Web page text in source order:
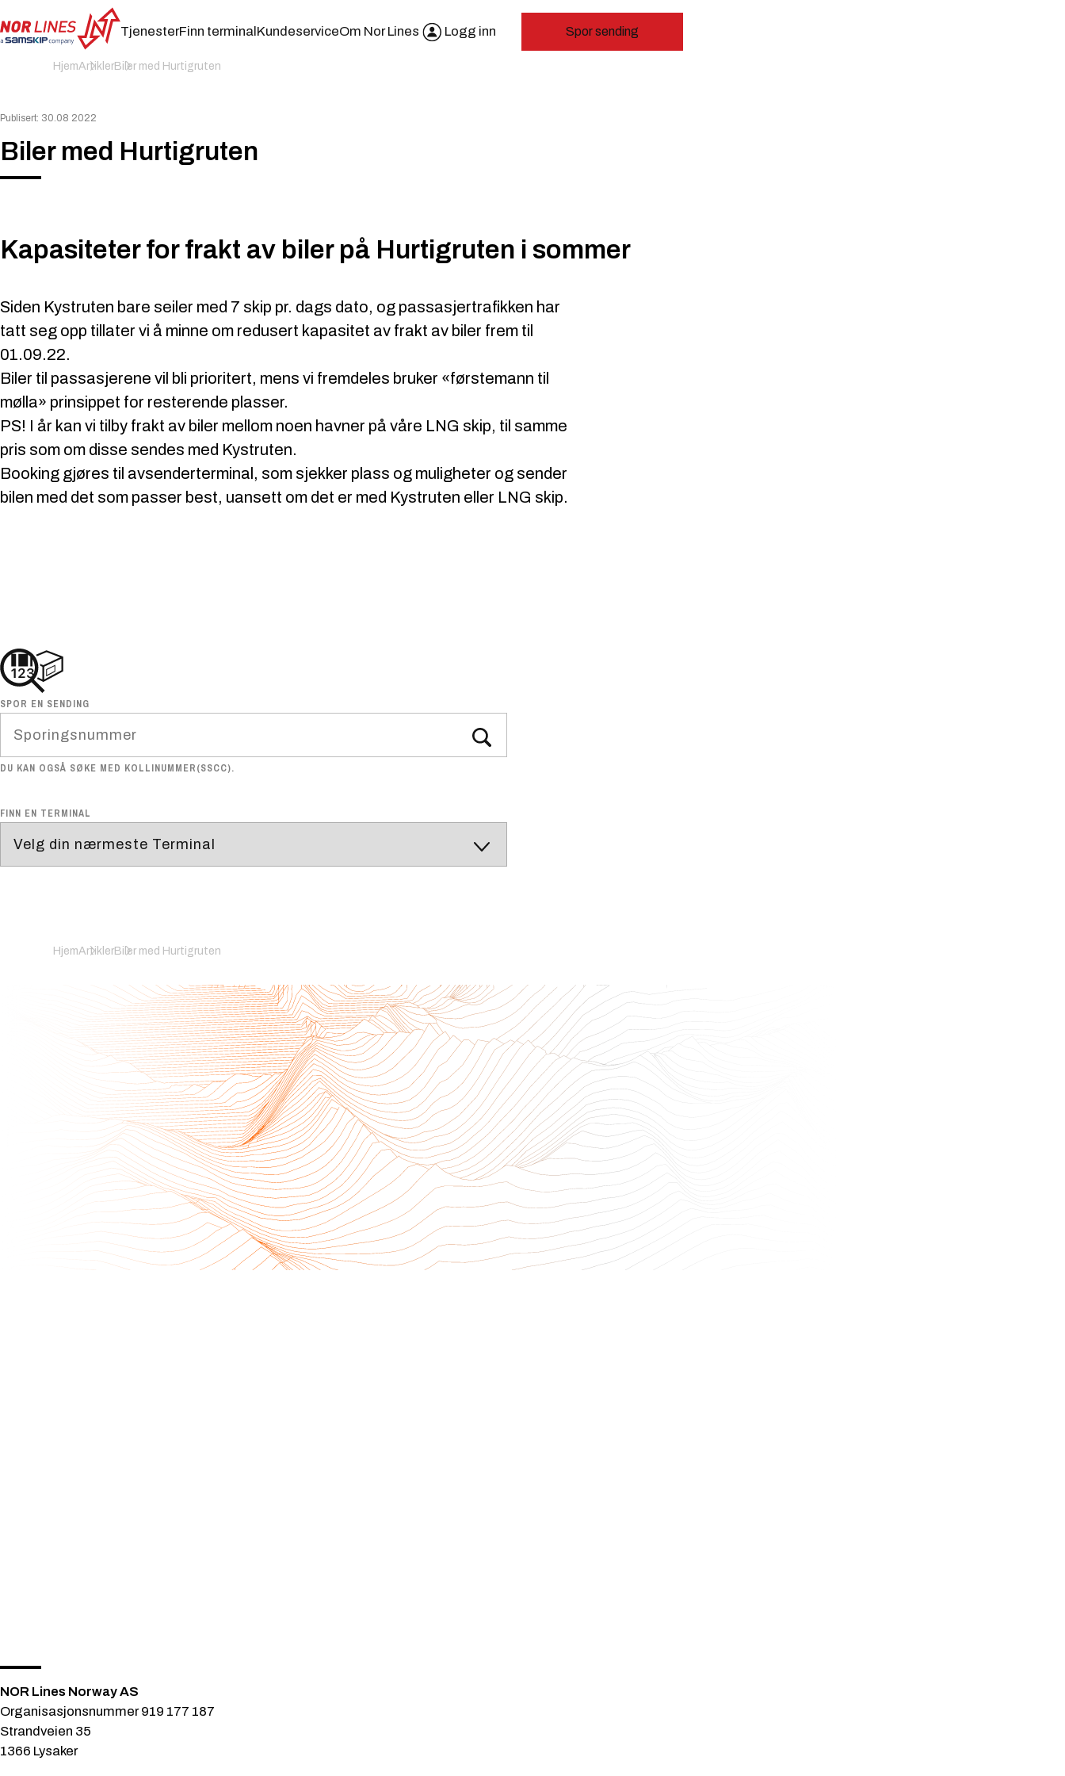
TjenesterFinn terminalKundeserviceOm Nor Lines Logg inn Spor sending
HjemArtiklerBiler med Hurtigruten
Publisert: 30.08 2022
Biler med Hurtigruten
Kapasiteter for frakt av biler på Hurtigruten i sommer
Siden Kystruten bare seiler med 7 skip pr. dags dato, og passasjertrafikken har
tatt seg opp tillater vi å minne om redusert kapasitet av frakt av biler frem til
01.09.22.
Biler til passasjerene vil bli prioritert, mens vi fremdeles bruker «førstemann til
mølla» prinsippet for resterende plasser.
PS! I år kan vi tilby frakt av biler mellom noen havner på våre LNG skip, til samme
pris som om disse sendes med Kystruten.
Booking gjøres til avsenderterminal, som sjekker plass og muligheter og sender
bilen med det som passer best, uansett om det er med Kystruten eller LNG skip.
SPOR EN SENDING
DU KAN OGSÅ SØKE MED KOLLINUMMER(SSCC).
FINN EN TERMINAL
HjemArtiklerBiler med Hurtigruten
NOR Lines Norway AS
Organisasjonsnummer 919 177 187
Strandveien 35
1366 Lysaker